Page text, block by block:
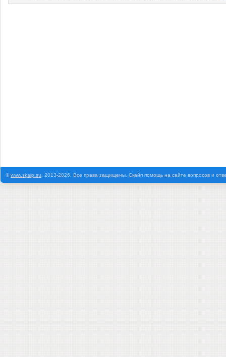
©www.skaip.su , 2013-2026. Все права защищены. Скайп помощь на сайте вопросов и